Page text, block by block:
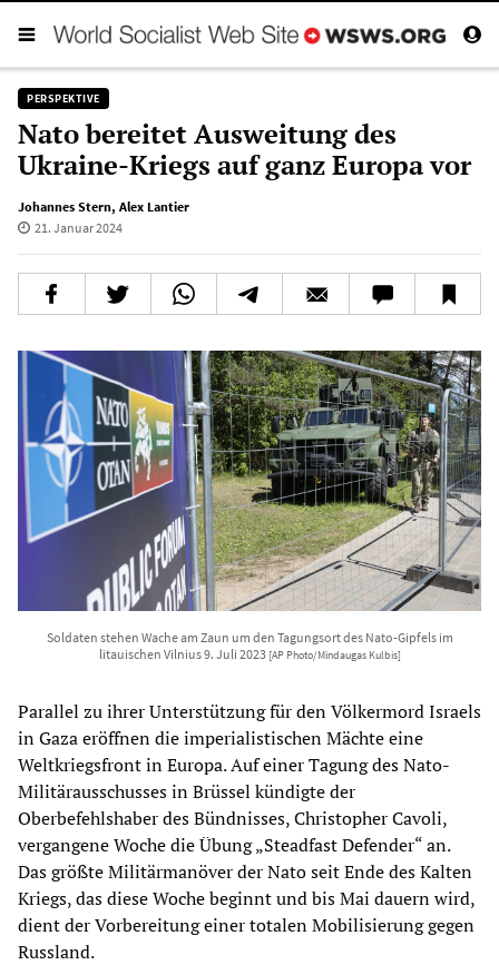
PERSPEKTIVE
Nato bereitet Ausweitung des
Ukraine-Kriegs auf ganz Europa vor
Johannes Stern, Alex Lantier
21. Januar 2024
Soldaten stehen Wache am Zaun um den Tagungsort des Nato-Gipfels im
litauischen Vilnius 9. Juli 2023 [AP Photo/Mindaugas Kulbis]
Parallel zu ihrer Unterstützung für den Völkermord Israels
in Gaza eröffnen die imperialistischen Mächte eine
Weltkriegsfront in Europa. Auf einer Tagung des Nato-
Militärausschusses in Brüssel kündigte der
Oberbefehlshaber des Bündnisses, Christopher Cavoli,
vergangene Woche die Übung „Steadfast Defender“ an.
Das größte Militärmanöver der Nato seit Ende des Kalten
Kriegs, das diese Woche beginnt und bis Mai dauern wird,
dient der Vorbereitung einer totalen Mobilisierung gegen
Russland.